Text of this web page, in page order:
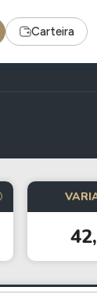
Carteira
Ferramenta
Dividendos
Ideias
Agenda de